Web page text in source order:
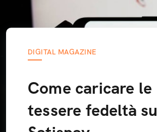
DIGITAL MAGAZINE
Come caricare le
tessere fedeltà su